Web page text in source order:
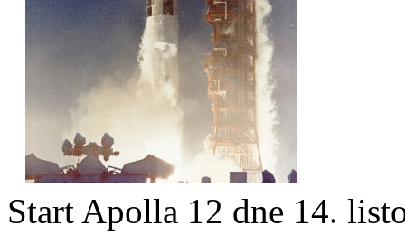
Start Apolla 12 dne 14.